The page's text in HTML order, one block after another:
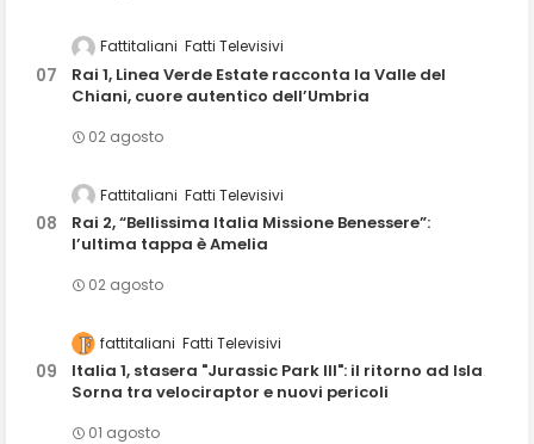
Fattitaliani Fatti Televisivi
Rai 1, Linea Verde Estate racconta la Valle del
Chiani, cuore autentico dell’Umbria
02 agosto
Fattitaliani Fatti Televisivi
Rai 2, “Bellissima Italia Missione Benessere”:
l’ultima tappa è Amelia
02 agosto
fattitaliani Fatti Televisivi
Italia 1, stasera "Jurassic Park III": il ritorno ad Isla
Sorna tra velociraptor e nuovi pericoli
01 agosto